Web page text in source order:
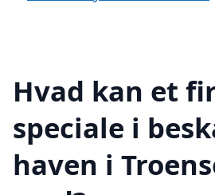
Hvad kan et
speciale i
haven i